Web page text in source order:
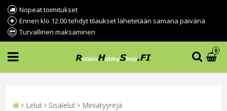
Nopeat toimitukset
Ennen klo 12.00 tehdyt tilaukset lähetetään samana päivänä
Turvallinen maksaminen
0
Lelut Sisälelut Miniatyyrejä